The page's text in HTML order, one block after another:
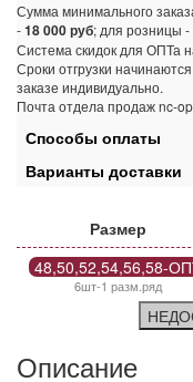
Сумма минимального
-18 000 руб; для розницы -
Система скидок для ОПТа
Сроки отгрузки
заказе индивидуально.
Почта отдела продаж nc-
Способы оплаты
Варианты доставки
Размер
48,50,52,54,56,58-
6шт-1 разм.ряд
Описание